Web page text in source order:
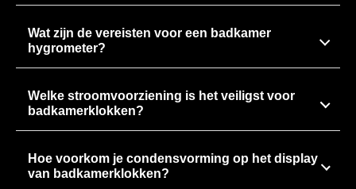
Wat zijn de vereisten voor een badkamer
hygrometer?
Welke stroomvoorziening is het veiligst voor
badkamerklokken?
Hoe voorkom je condensvorming op het display
van badkamerklokken?